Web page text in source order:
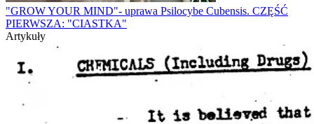
"GROW YOUR MIND"- uprawa Psilocybe Cubensis. CZĘŚĆ
PIERWSZA: "CIASTKA"
Artykuły